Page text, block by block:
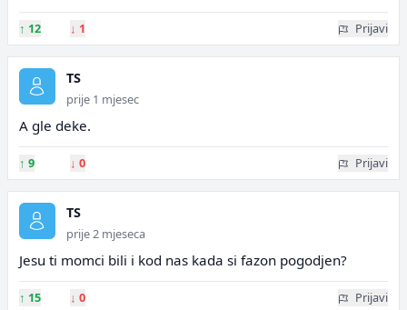
↑ 12 ↓ 1 Prijavi
TS
prije 1 mjesec
A gle deke.
↑ 9 ↓ 0 Prijavi
TS
prije 2 mjeseca
Jesu ti momci bili i kod nas kada si fazon pogodjen?
↑ 15 ↓ 0 Prijavi